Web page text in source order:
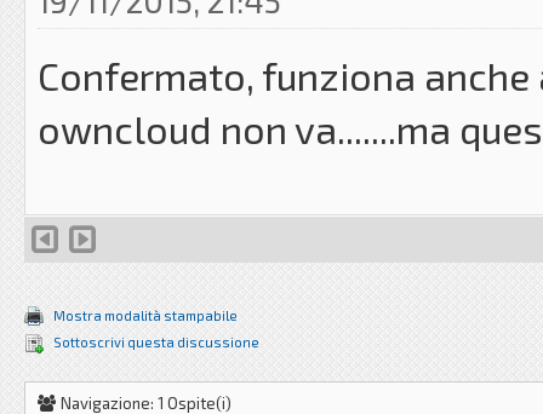
Confermato, funziona
owncloud non va.......ma
Mostra modalità stampabile
Sottoscrivi questa discussione
Navigazione: 1 Ospite(i)